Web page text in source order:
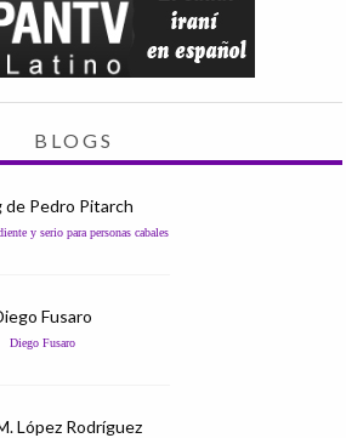
BLOGS
de Pedro Pitarch
y serio para personas cabales
Fusaro
Diego Fusaro
López Rodríguez